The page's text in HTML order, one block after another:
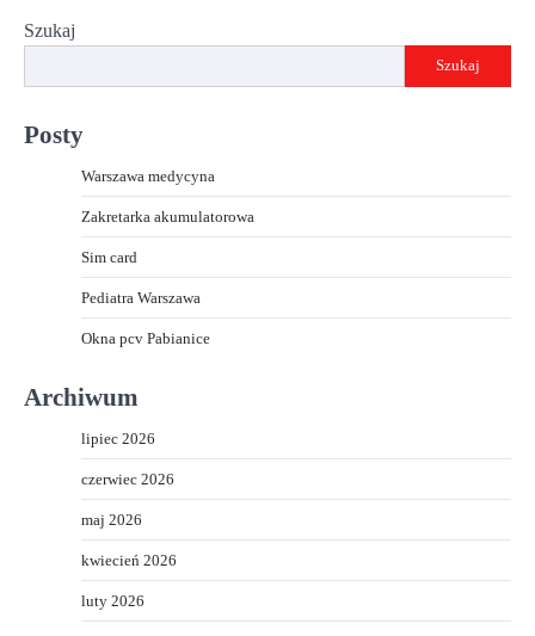
Szukaj
Szukaj
Posty
Warszawa medycyna
Zakretarka akumulatorowa
Sim card
Pediatra Warszawa
Okna pcv Pabianice
Archiwum
lipiec 2026
czerwiec 2026
maj 2026
kwiecień 2026
luty 2026